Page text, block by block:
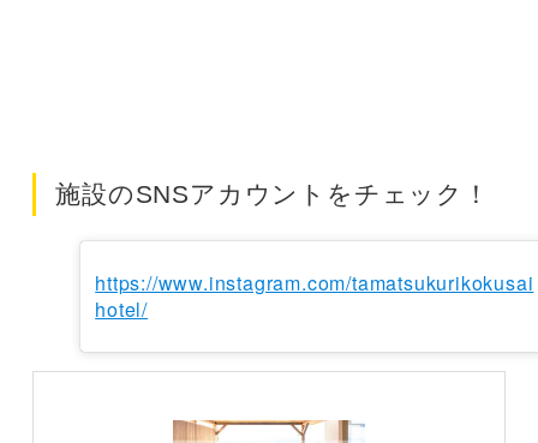
施設のSNSアカウントをチェック！
https://www.instagram.com/tamatsukurikokusai
hotel/